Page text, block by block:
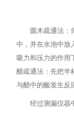
圆木疏通法：
中，并在水池中放
吸力和压力的作用
醋疏通法：先把半
与醋中的酸发生反
经过测漏仪器